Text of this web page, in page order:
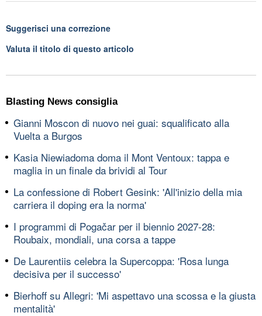
Suggerisci una correzione
Valuta il titolo di questo articolo
Blasting News consiglia
Gianni Moscon di nuovo nei guai: squalificato alla
Vuelta a Burgos
Kasia Niewiadoma doma il Mont Ventoux: tappa e
maglia in un finale da brividi al Tour
La confessione di Robert Gesink: 'All'inizio della mia
carriera il doping era la norma'
I programmi di Pogačar per il biennio 2027-28:
Roubaix, mondiali, una corsa a tappe
De Laurentiis celebra la Supercoppa: 'Rosa lunga
decisiva per il successo'
Bierhoff su Allegri: 'Mi aspettavo una scossa e la giusta
mentalità'